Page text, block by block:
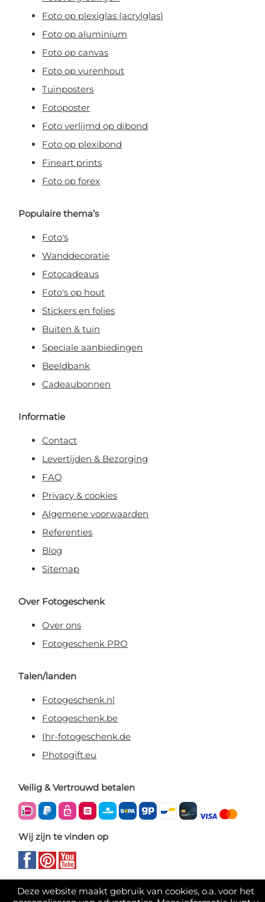
Deze website maakt gebruik van cookies, o.a. voor het
Foto op plexiglas (acrylglas)
Foto op aluminium
Foto op canvas
Foto op vurenhout
Tuinposters
Fotoposter
Foto verlijmd op dibond
Foto op plexibond
Fineart prints
Foto op forex
Populaire thema’s
Foto's
Wanddecoratie
Fotocadeaus
Foto's op hout
Stickers en folies
Buiten & tuin
Speciale aanbiedingen
Beeldbank
Cadeaubonnen
Informatie
Contact
Levertijden & Bezorging
FAQ
Privacy & cookies
Algemene voorwaarden
Referenties
Blog
Sitemap
Over Fotogeschenk
Over ons
Fotogeschenk PRO
Talen/landen
Fotogeschenk.nl
Fotogeschenk.be
Ihr-fotogeschenk.de
Photogift.eu
Veilig & Vertrouwd betalen
Wij zijn te vinden op